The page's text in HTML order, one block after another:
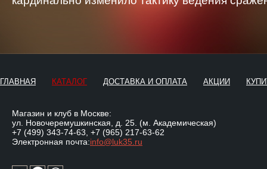
ГЛАВНАЯ КАТАЛОГ ДОСТАВКА И ОПЛАТА АКЦИИ
Магазин и клуб в Москве:
ул. Новочеремушкинская, д. 25. (м. Академическая)
+7 (499) 343-74-63 +7 (965) 217-63-62
Электронная почта:info@luk35.ru